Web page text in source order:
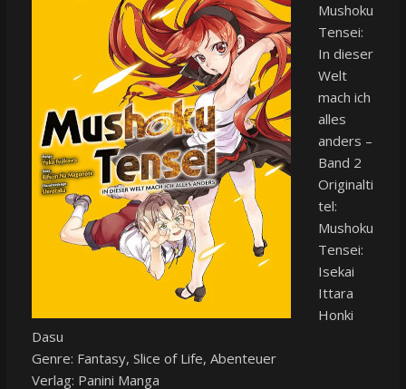
Mushoku
Tensei:
In dieser
Welt
mach ich
alles
anders –
Band 2
Originalti
tel:
Mushoku
Tensei:
Isekai
Ittara
Honki
Dasu
Genre: Fantasy, Slice of Life, Abenteuer
Verlag: Panini Manga